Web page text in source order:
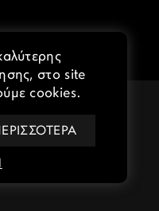
στο site
cookies.